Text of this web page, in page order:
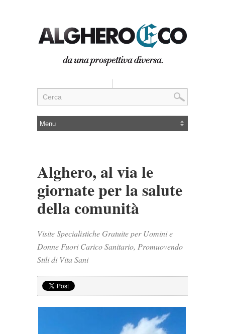
Alghero, al via le
giornate per la salute
della comunità
Visite Specialistiche Gratuite per Uomini e
Donne Fuori Carico Sanitario, Promuovendo
Stili di Vita Sani